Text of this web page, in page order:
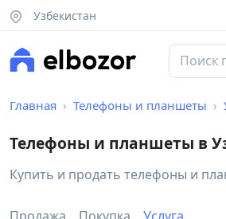
Узбекистан
Главная Телефоны и планшеты
Телефоны и планшеты в
Купить и продать телефоны и